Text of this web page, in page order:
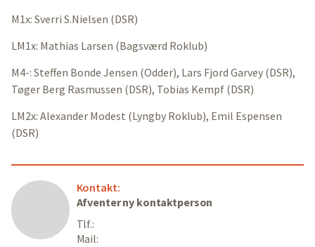
M1x: Sverri S.Nielsen (DSR)
LM1x: Mathias Larsen (Bagsværd Roklub)
M4-: Steffen Bonde Jensen (Odder), Lars Fjord Garvey (DSR),
Tøger Berg Rasmussen (DSR), Tobias Kempf (DSR)
LM2x: Alexander Modest (Lyngby Roklub), Emil Espensen
(DSR)
Kontakt:
Afventer ny kontaktperson
Tlf.:
Mail: